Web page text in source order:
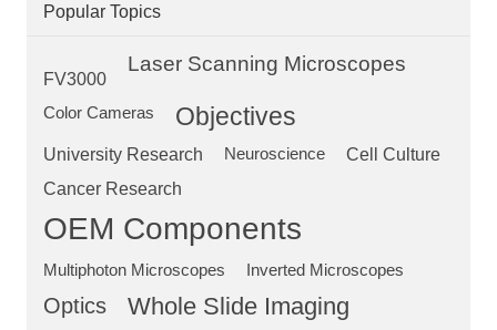
Popular Topics
FV3000
Laser Scanning Microscopes
Color Cameras Objectives
University Research Neuroscience
Cell Culture
Cancer Research
OEM Components
Multiphoton Microscopes Inverted Microscopes
Optics
Whole Slide Imaging